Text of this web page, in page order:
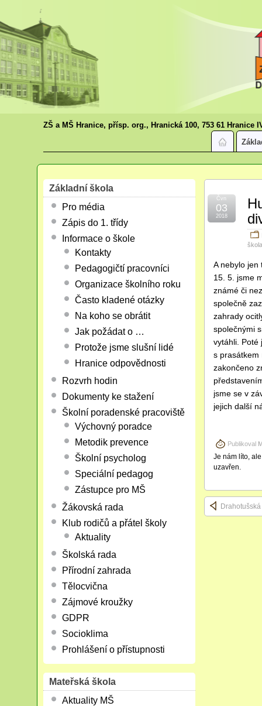
ZŠ a MŠ Hranice, přísp. org., Hranická 100, 753 61 Hranice
škola
Čvn
03
2018
A nebylo jen
15. 5. jsme
známé či
společně
zahrady
společnými
vytáhli. Poté
s prasátkem
zakončeno
jsme se v
jejich další
Publikoval
Je nám líto,
uzavřen.
Základní škola
Pro média
Zápis do 1. třídy
Informace o škole
Kontakty
Pedagogičtí pracovníci
Organizace školního roku
Často kladené otázky
Na koho se obrátit
Jak požádat o …
Protože jsme slušní lidé
Hranice odpovědnosti
Rozvrh hodin
Dokumenty ke stažení
Školní poradenské pracoviště
Výchovný poradce
Metodik prevence
Školní psycholog
Speciální pedagog
Zástupce pro MŠ
Žákovská rada
Klub rodičů a přátel školy
Aktuality
Školská rada
Přírodní zahrada
Tělocvična
Zájmové kroužky
GDPR
Socioklima
Prohlášení o přístupnosti
Mateřská škola
Aktuality MŠ